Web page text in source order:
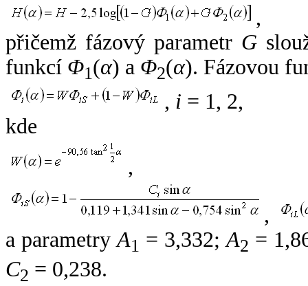
,
přičemž fázový parametr G
funkcí Φ1(α) a Φ2(α). Fázovou
, i = 1, 2,
kde
,
,
a parametryA1 = 3,332;A2 =
C2 = 0,238.